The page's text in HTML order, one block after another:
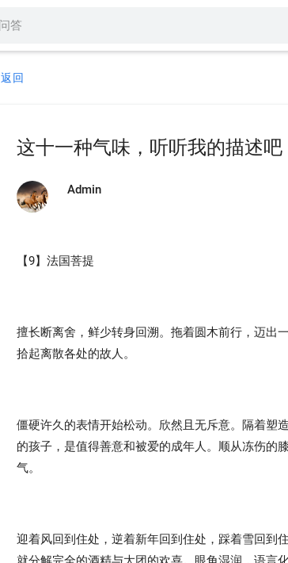
返回
这十一种气味，听听我的描述吧
Admin
【9】法国菩提
擅长断离舍，鲜少转身回溯。拖着圆木前行，迈出
拾起离散各处的故人。
僵硬许久的表情开始松动。欣然且无斥意。隔着塑
的孩子，是值得善意和被爱的成年人。顺从冻伤的
气。
迎着风回到住处，逆着新年回到住处，踩着雪回到